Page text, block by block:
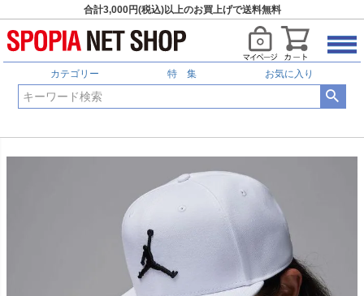
合計3,000円(税込)以上のお買上げで送料無料
カテゴリー 特 集 お気に入り